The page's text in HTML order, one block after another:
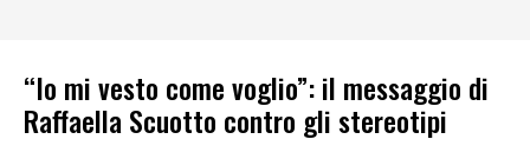
“Io mi vesto come voglio”: il messaggio di
Raffaella Scuotto contro gli stereotipi